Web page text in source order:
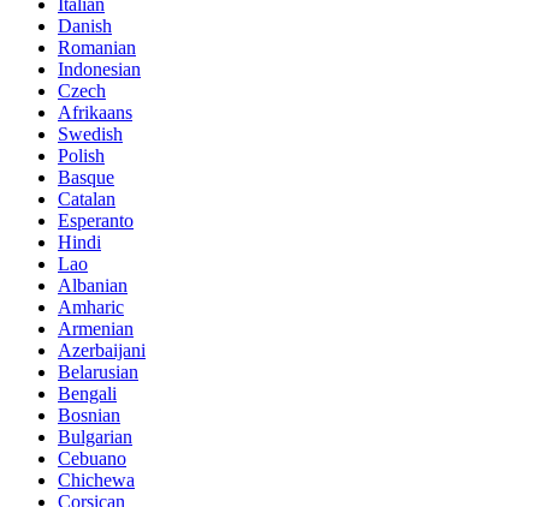
Danish
Romanian
Indonesian
Czech
Afrikaans
Swedish
Polish
Basque
Catalan
Esperanto
Hindi
Lao
Albanian
Amharic
Armenian
Azerbaijani
Belarusian
Bengali
Bosnian
Bulgarian
Cebuano
Chichewa
Corsican